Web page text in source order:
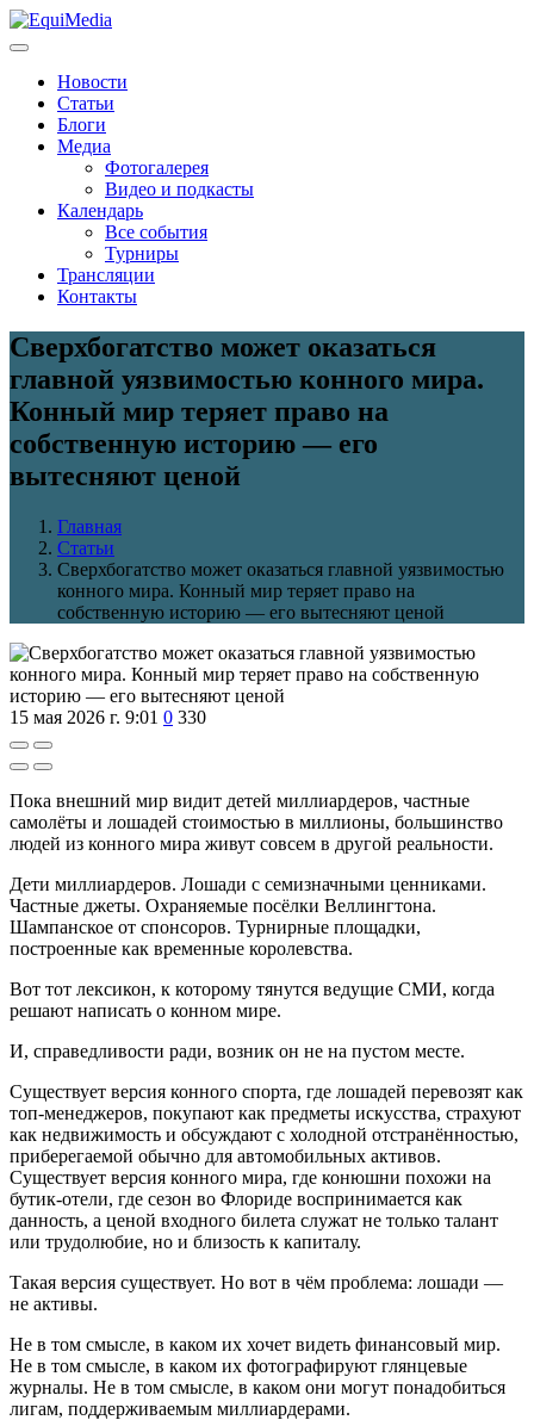
Новости
Статьи
Блоги
Медиа
Фотогалерея
Видео и подкасты
Календарь
Все события
Турниры
Трансляции
Контакты
Сверхбогатство может оказаться
главной уязвимостью конного мира.
Конный мир теряет право на
собственную историю — его
вытесняют ценой
Главная
Статьи
Сверхбогатство может оказаться главной уязвимостью
конного мира. Конный мир теряет право на
собственную историю — его вытесняют ценой
15 мая 2026 г. 9:01 0 330
Пока внешний мир видит детей миллиардеров, частные
самолёты и лошадей стоимостью в миллионы, большинство
людей из конного мира живут совсем в другой реальности.
Дети миллиардеров. Лошади с семизначными ценниками.
Частные джеты. Охраняемые посёлки Веллингтона.
Шампанское от спонсоров. Турнирные площадки,
построенные как временные королевства.
Вот тот лексикон, к которому тянутся ведущие СМИ, когда
решают написать о конном мире.
И, справедливости ради, возник он не на пустом месте.
Существует версия конного спорта, где лошадей перевозят как
топ-менеджеров, покупают как предметы искусства, страхуют
как недвижимость и обсуждают с холодной отстранённостью,
приберегаемой обычно для автомобильных активов.
Существует версия конного мира, где конюшни похожи на
бутик-отели, где сезон во Флориде воспринимается как
данность, а ценой входного билета служат не только талант
или трудолюбие, но и близость к капиталу.
Такая версия существует. Но вот в чём проблема: лошади —
не активы.
Не в том смысле, в каком их хочет видеть финансовый мир.
Не в том смысле, в каком их фотографируют глянцевые
журналы. Не в том смысле, в каком они могут понадобиться
лигам, поддерживаемым миллиардерами.